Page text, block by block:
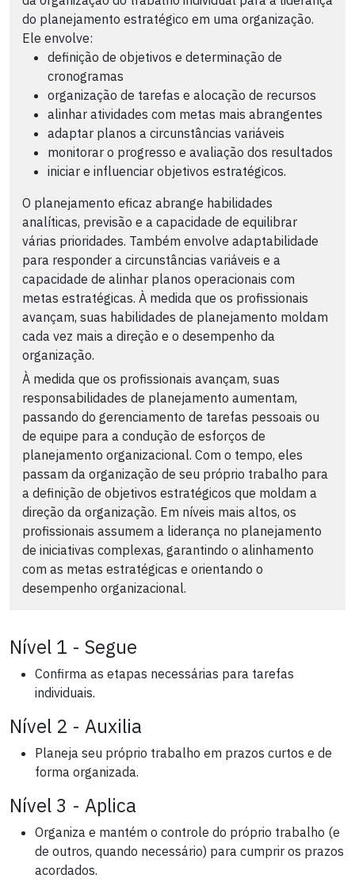
do planejamento estratégico em uma organização.
Ele envolve:
definição de objetivos e determinação de
cronogramas
organização de tarefas e alocação de recursos
alinhar atividades com metas mais abrangentes
adaptar planos a circunstâncias variáveis
monitorar o progresso e avaliação dos resultados
iniciar e influenciar objetivos estratégicos.
O planejamento eficaz abrange habilidades
analíticas, previsão e a capacidade de equilibrar
várias prioridades. Também envolve adaptabilidade
para responder a circunstâncias variáveis e a
capacidade de alinhar planos operacionais com
metas estratégicas. À medida que os profissionais
avançam, suas habilidades de planejamento moldam
cada vez mais a direção e o desempenho da
organização.
À medida que os profissionais avançam, suas
responsabilidades de planejamento aumentam,
passando do gerenciamento de tarefas pessoais ou
de equipe para a condução de esforços de
planejamento organizacional. Com o tempo, eles
passam da organização de seu próprio trabalho para
a definição de objetivos estratégicos que moldam a
direção da organização. Em níveis mais altos, os
profissionais assumem a liderança no planejamento
de iniciativas complexas, garantindo o alinhamento
com as metas estratégicas e orientando o
desempenho organizacional.
Nível 1 - Segue
Confirma as etapas necessárias para tarefas
individuais.
Nível 2 - Auxilia
Planeja seu próprio trabalho em prazos curtos e de
forma organizada.
Nível 3 - Aplica
Organiza e mantém o controle do próprio trabalho (e
de outros, quando necessário) para cumprir os prazos
acordados.